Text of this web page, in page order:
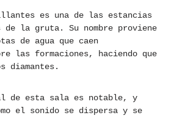
es una de las estancias
de la gruta. Su nombre proviene
de agua que caen
las formaciones, haciendo que
diamantes.
de esta sala es notable, y
el sonido se dispersa y se